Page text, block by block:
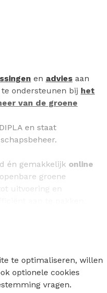
en advies aan
ondersteunen bij het
van de groene
en staat
én gemakkelijk online
groene
uitvoering en
je
je volledig in
domein wordt
te optimaliseren, willen
optionele cookies
vragen.